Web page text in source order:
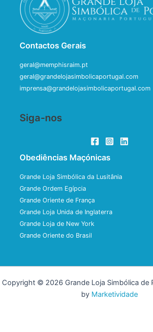
Contactos Gerais
geral@memphisraim.pt
geral@grandelojasimbolicaportugal.com
imprensa@grandelojasimbolicaportugal.com
Siga-nos
Obediências Maçónicas
Grande Loja Simbólica da Lusitânia
Grande Ordem Egípcia
Grande Oriente de França
Grande Loja Unida de Inglaterra
Grande Loja de New York
Grande Oriente do Brasil
Copyright © 2026 Grande Loja Simbólica de
by Marketividade